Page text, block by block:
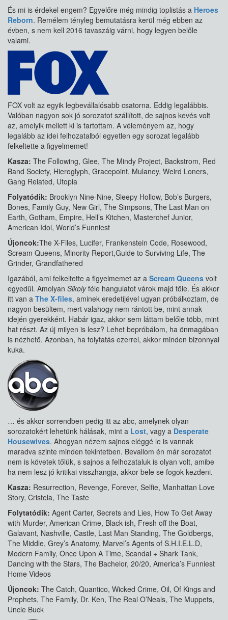
És mi is érdekel engem? Egyelőre még mindig toplistás a Heroes
Reborn. Remélem tényleg bemutatásra kerül még ebben az
évben, s nem kell 2016 tavaszáig várni, hogy legyen belőle
valami.
FOX volt az egyik legbevállalósabb csatorna. Eddig legalábbis.
Valóban nagyon sok jó sorozatot szállított, de sajnos kevés volt
az, amelyik mellett ki is tartottam. A véleményem az, hogy
legalább az idei felhozatalból egyetlen egy sorozat legalább
felkeltette a figyelmemet!
Kasza: The Following, Glee, The Mindy Project, Backstrom, Red
Band Society, Hieroglyph, Gracepoint, Mulaney, Weird Loners,
Gang Related, Utopia
Folyatódik: Brooklyn Nine-Nine, Sleepy Hollow, Bob’s Burgers,
Bones, Family Guy, New Girl, The Simpsons, The Last Man on
Earth, Gotham, Empire, Hell’s Kitchen, Masterchef Junior,
American Idol, World’s Funniest
Újoncok:The X-Files, Lucifer, Frankenstein Code, Rosewood,
Scream Queens, Minority Report,Guide to Surviving Life, The
Grinder, Grandfathered
Igazából, ami felkeltette a figyelmemet az a Scream Queens volt
egyedül. Amolyan Sikolyféle hangulatot várok majd tőle. És akkor
itt van a The X-files, aminek eredetijével ugyan próbálkoztam, de
nagyon besültem, mert valahogy nem rántott be, mint annak
idején gyerekként. Habár igaz, akkor sem láttam belőle több, mint
hat részt. Az új milyen is lesz? Lehet bepróbálom, ha önmagában
is nézhető. Azonban, ha folytatás ezerrel, akkor minden bizonnyal
kuka.
… és akkor sorrendben pedig itt az abc, amelynek olyan
sorozatokért lehetünk hálásak, mint a Lost, vagy a Desperate
Housewives. Ahogyan nézem sajnos eléggé le is vannak
maradva szinte minden tekintetben. Bevallom én már sorozatot
nem is követek tőlük, s sajnos a felhozataluk is olyan volt, amibe
ha nem lesz jó kritikai visszhangja, akkor bele se fogok kezdeni.
Kasza: Resurrection, Revenge, Forever, Selfie, Manhattan Love
Story, Cristela, The Taste
Folytatódik: Agent Carter, Secrets and Lies, How To Get Away
with Murder, American Crime, Black-ish, Fresh off the Boat,
Galavant, Nashville, Castle, Last Man Standing, The Goldbergs,
The Middle, Grey’s Anatomy, Marvel’s Agents of S.H.I.E.L.D,
Modern Family, Once Upon A Time, Scandal + Shark Tank,
Dancing with the Stars, The Bachelor, 20/20, America’s Funniest
Home Videos
Újoncok: The Catch, Quantico, Wicked Crime, Oil, Of Kings and
Prophets, The Family, Dr. Ken, The Real O’Neals, The Muppets,
Uncle Buck